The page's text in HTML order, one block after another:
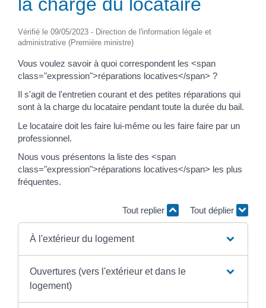
Vérifié le 09/05/2023 - Direction de l'information légale et
administrative (Première ministre)
Vous voulez savoir à quoi correspondent les <span
class="expression">réparations locatives</span> ?
Il s'agit de l'entretien courant et des petites réparations qui
sont à la charge du locataire pendant toute la durée du bail.
Le locataire doit les faire lui-même ou les faire faire par un
professionnel.
Nous vous présentons la liste des <span
class="expression">réparations locatives</span> les plus
fréquentes.
Tout replier Tout déplier
À l'extérieur du logement
Ouvertures (vers l'extérieur et dans le
logement)